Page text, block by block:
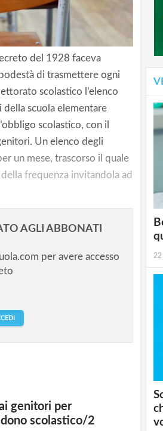
del 1928 faceva
di trasmettere ogni
scolastico l’elenco
della scuola elementare
scolastico, con il
Un elenco degli
un mese, trascorso il quale
frequenza invitandola ad
AGLI ABBONATI
per avere accesso
genitori per
scolastico/2
22